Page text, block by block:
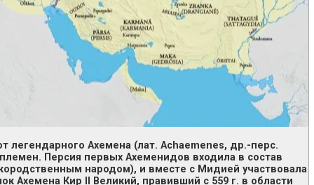
легендарного Ахемена (лат. Achaemenes, др.-перс.
Персия первых Ахеменидов входила в состав
народом), и вместе с Мидией участвовала
Ахемена Кир II Великий, правивший с 559 г. в области